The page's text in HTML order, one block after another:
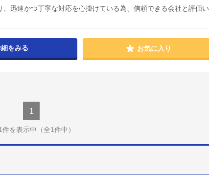
迅速かつ丁寧な対応を心掛けている為、信頼できる会社と評価い
をみる お気に入り
1
件を表示中 （全1件中）